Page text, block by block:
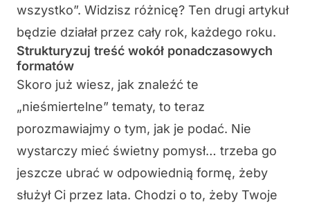
wszystko”. Widzisz różnicę? Ten drugi artykuł
będzie działał przez cały rok, każdego roku.
Strukturyzuj treść wokół ponadczasowych
formatów
Skoro już wiesz, jak znaleźć te
„nieśmiertelne” tematy, to teraz
porozmawiajmy o tym, jak je podać. Nie
wystarczy mieć świetny pomysł… trzeba go
jeszcze ubrać w odpowiednią formę, żeby
służył Ci przez lata. Chodzi o to, żeby Twoje